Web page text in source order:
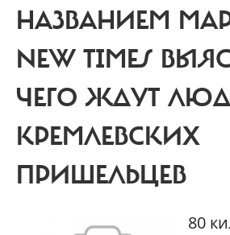
НАЗВАНИЕМ
NEW TIMES
ЧЕГО ЖДУТ
КРЕМЛЕВСКИХ
ПРИШЕЛЬЦЕВ
80